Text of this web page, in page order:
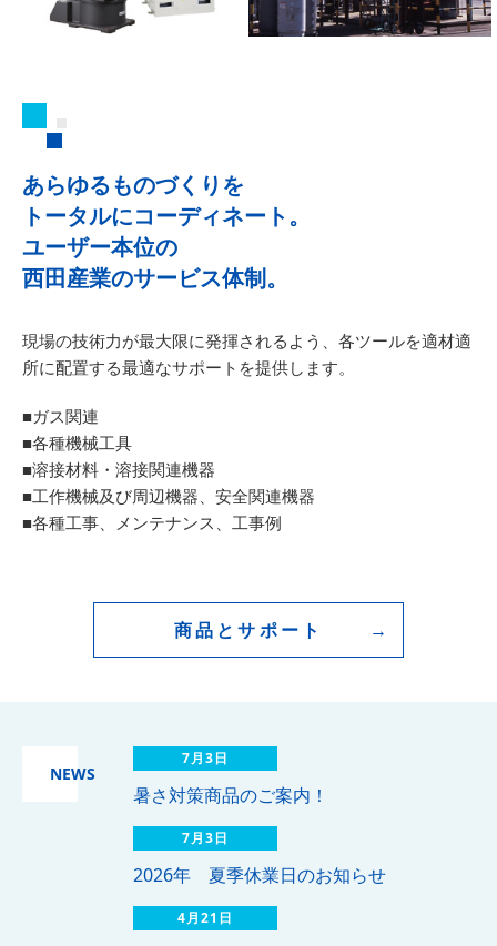
あらゆるものづくりを
トータルにコーディネート。
ユーザー本位の
西田産業のサービス体制。
現場の技術力が最大限に発揮されるよう、 各ツールを適材適
所に配置する最適なサポートを提供します。
■ガス関連
■各種機械工具
■溶接材料・溶接関連機器
■工作機械及び周辺機器、安全関連機器
■各種工事、メンテナンス、工事例
商品とサポート
NEWS
7月3日
暑さ対策商品のご案内！
7月3日
2026年 夏季休業日のお知らせ
4月21日